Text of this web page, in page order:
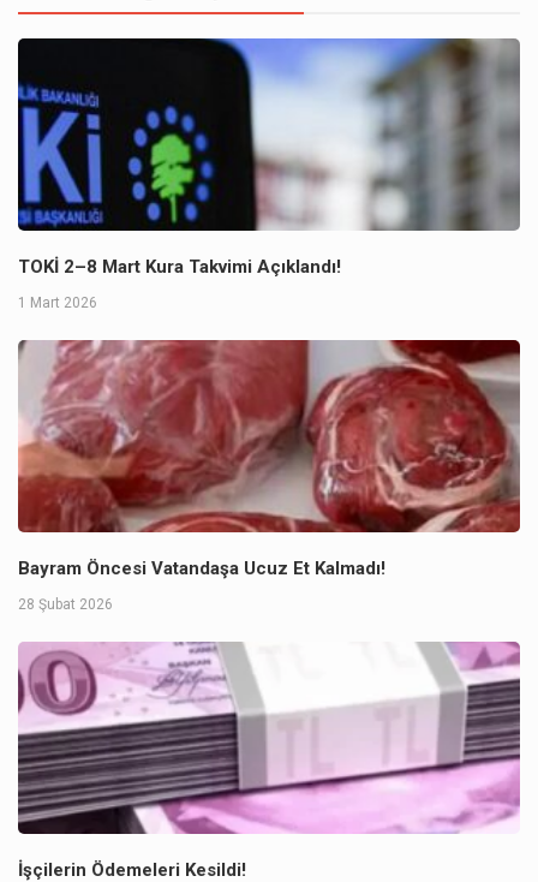
TOKİ 2–8 Mart Kura Takvimi Açıklandı!
1 Mart 2026
Bayram Öncesi Vatandaşa Ucuz Et Kalmadı!
28 Şubat 2026
İşçilerin Ödemeleri Kesildi!